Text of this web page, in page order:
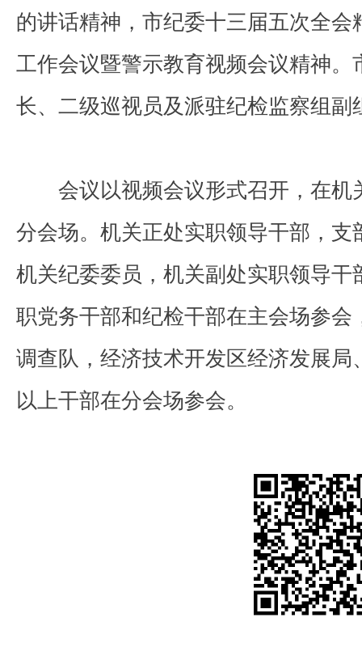
的讲话精神，市纪委十三届五次全
工作会议暨警示教育视频会议精神
长、二级巡视员及派驻纪检监察组副
会议以视频会议形式召开，在
分会场。机关正处实职领导干部，
机关纪委委员，机关副处实职领导
职党务干部和纪检干部在主会场参
调查队，经济技术开发区经济发展
以上干部在分会场参会。